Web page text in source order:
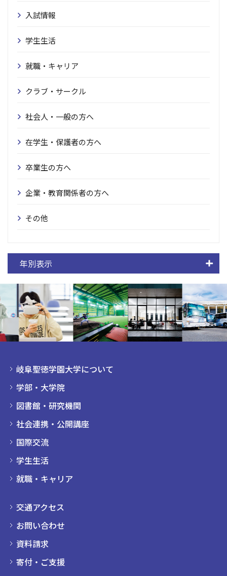
入試情報
学生生活
就職・キャリア
クラブ・サークル
社会人・一般の方へ
在学生・保護者の方へ
卒業生の方へ
企業・教育関係者の方へ
その他
年別表示
岐阜聖徳学園大学について
学部・大学院
図書館・研究機関
社会連携・公開講座
国際交流
学生生活
就職・キャリア
交通アクセス
お問い合わせ
資料請求
寄付・ご支援